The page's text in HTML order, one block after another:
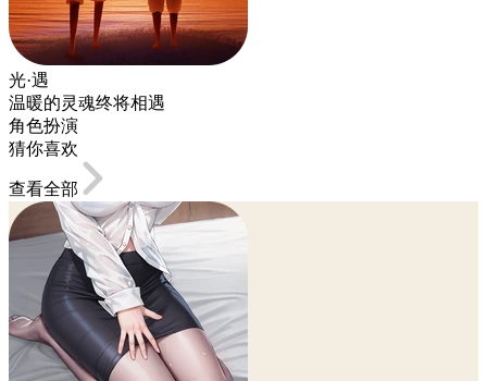
光·遇
温暖的灵魂终将相遇
角色扮演
猜你喜欢
查看全部